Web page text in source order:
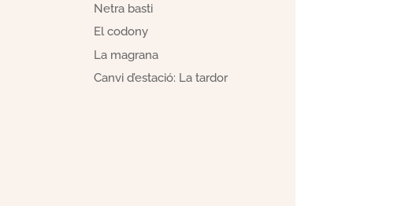
Netra basti
El codony
La magrana
Canvi d’estació: La tardor